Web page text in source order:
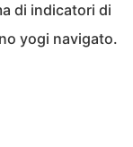
di indicatori di
yogi navigato.